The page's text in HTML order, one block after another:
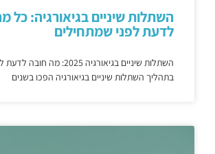
השתלות שיניים בגיאורגיה: כל
לדעת לפני שמתחילים
השתלות שיניים בגיאורגיה 2025:
בתהליך השתלות שיניים בגיאורגיה הפכו בשנים